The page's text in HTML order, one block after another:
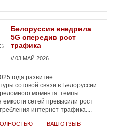
Белоруссия внедрила
5G опередив рост
трафика
//03 МАЙ 2026
года развитие
сотовой связи в Белоруссии
момента: темпы
сетей превысили рост
интернет-трафика....
ВАШ ОТЗЫВ